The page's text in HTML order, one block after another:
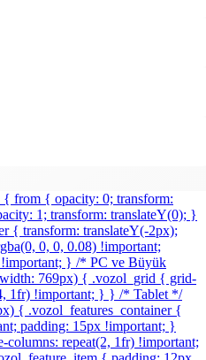
{ from { opacity: 0; transform:
1; transform: translateY(0); }
{ transform: translateY(-2px);
0, 0, 0.08) !important;
} /* PC ve Büyük
769px) { .vozol_grid { grid-
1fr) !important; } } /* Tablet */
{ .vozol_features_container {
padding: 15px !important; }
repeat(2, 1fr) !important;